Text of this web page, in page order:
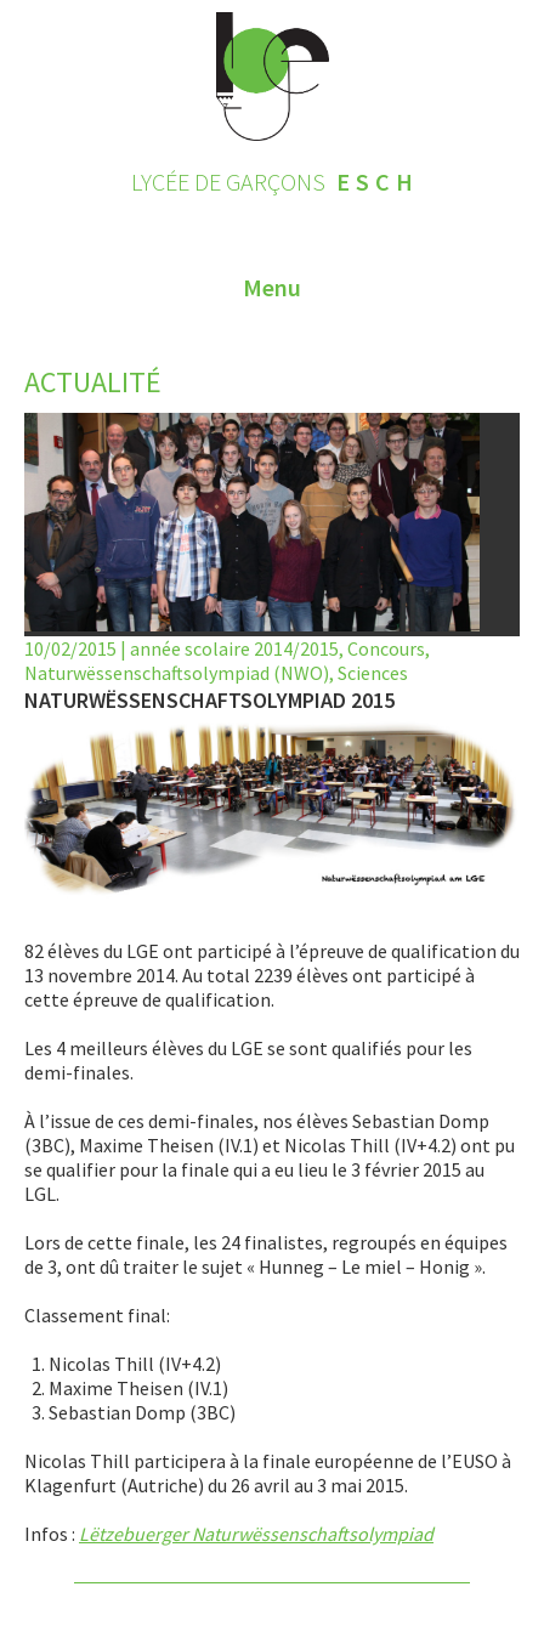
LYCÉE DE GARÇONS ESCH
Menu
CONTACT
INSCRIPTIONS 2026
LE LYCÉE
LET’S GO SCIENCE
ACTUALITÉ
AGENDA
ACTIVITÉS
SERVICES
APPRENTISSAGE
APPLIS
ACTUALITÉ
10/02/2015 | année scolaire 2014/2015, Concours,
Naturwëssenschaftsolympiad (NWO), Sciences
NATURWËSSENSCHAFTSOLYMPIAD 2015
82 élèves du LGE ont participé à l’épreuve de qualification du
13 novembre 2014. Au total 2239 élèves ont participé à
cette épreuve de qualification.
Les 4 meilleurs élèves du LGE se sont qualifiés pour les
demi-finales.
À l’issue de ces demi-finales, nos élèves Sebastian Domp
(3BC), Maxime Theisen (IV.1) et Nicolas Thill (IV+4.2) ont pu
se qualifier pour la finale qui a eu lieu le 3 février 2015 au
LGL.
Lors de cette finale, les 24 finalistes, regroupés en équipes
de 3, ont dû traiter le sujet « Hunneg – Le miel – Honig ».
Classement final:
Nicolas Thill (IV+4.2)
Maxime Theisen (IV.1)
Sebastian Domp (3BC)
Nicolas Thill participera à la finale européenne de l’EUSO à
Klagenfurt (Autriche) du 26 avril au 3 mai 2015.
Infos : Lëtzebuerger Naturwëssenschaftsolympiad